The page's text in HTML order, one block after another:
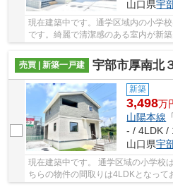
山口県宇
現在建築中です。通学区域内の小学
です。綺麗で清潔感のある室内が新
売買 | 新築一戸建
宇部市厚南北
新築
3,498万
山陽本線
- / 4LDK /
山口県宇
現在建築中です。 通学区域の小学校
ちらの物件の間取りは4LDKとなっ